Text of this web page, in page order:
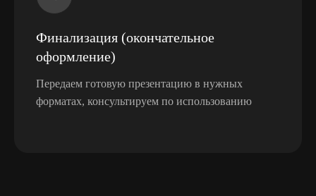
Финализация (окончательное
оформление)
Передаем готовую презентацию в нужных
форматах, консультируем по использованию
+7